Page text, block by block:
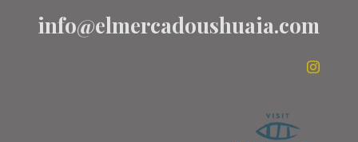
info@elmercadoushuaia.com